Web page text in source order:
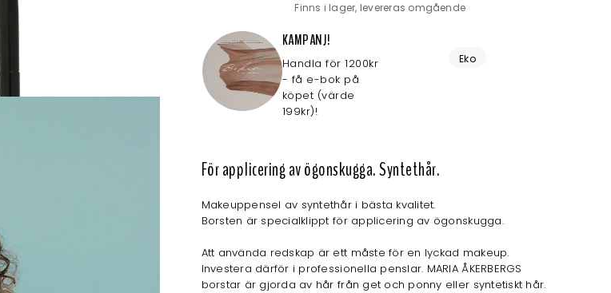
Finns i lager, levereras omgående
KAMPANJ!
Handla för 1200kr
- få e-bok på
köpet (värde
199kr)!
Eko
För applicering av ögonskugga. Syntethår.
Makeuppensel av syntethår i bästa kvalitet.
Borsten är specialklippt för applicering av ögonskugga.
Att använda redskap är ett måste för en lyckad makeup.
Investera därför i professionella penslar. MARIA ÅKERBERGS
borstar är gjorda av hår från get och ponny eller syntetiskt hår.